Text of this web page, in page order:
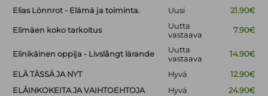
Elias Lönnrot - Elämä ja toiminta. Uusi 21.90€
Elimäen koko tarkoitus
Uutta
vastaava
7.90€
Elinikäinen oppija - Livslångt lärande
Uutta
vastaava
14.90€
ELÄ TÄSSÄ JA NYT Hyvä
12.90€
ELÄINKOKEITA JA VAIHTOEHTOJA
Hyvä 24.90€